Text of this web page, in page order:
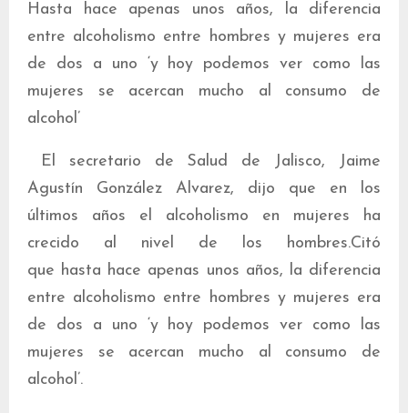
Hasta hace apenas unos años, la diferencia
entre alcoholismo entre hombres y mujeres era
de dos a uno ‘y hoy podemos ver como las
mujeres se acercan mucho al consumo de
alcohol’
El secretario de Salud de Jalisco, Jaime
Agustín González Alvarez, dijo que en los
últimos años el alcoholismo en mujeres ha
crecido al nivel de los hombres.Citó
que hasta hace apenas unos años, la diferencia
entre alcoholismo entre hombres y mujeres era
de dos a uno ‘y hoy podemos ver como las
mujeres se acercan mucho al consumo de
alcohol’.